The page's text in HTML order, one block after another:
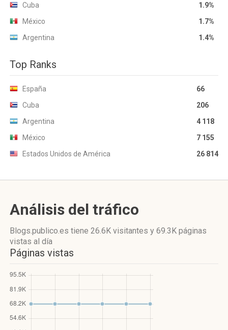
Cuba
1.9%
México
1.7%
Argentina
1.4%
Top Ranks
España
66
Cuba
206
Argentina
4 118
México
7 155
Estados Unidos de América
26 814
Análisis del tráfico
Blogs.publico.es tiene 26.6K visitantes y 69.3K páginas
vistas al día
Páginas vistas